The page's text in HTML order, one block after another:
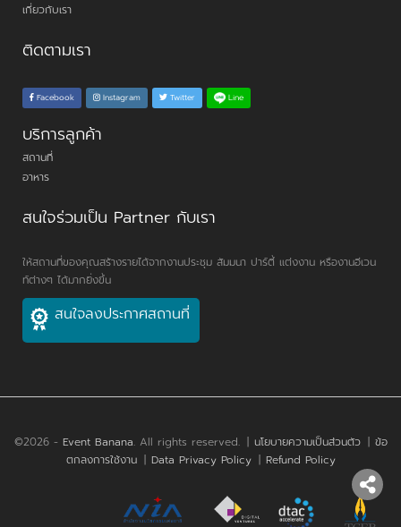
เกี่ยวกับเรา
ติดตามเรา
Facebook Instagram Twitter Line
บริการลูกค้า
สถานที่
อาหาร
สนใจร่วมเป็น Partner กับเรา
ให้สถานที่ของคุณสร้างรายได้จากงานประชุม สัมมนา ปาร์ตี้ แต่งงาน หรืองานอีเวน
ท์ต่างๆ ได้มากยิ่งขึ้น
สนใจลงประกาศสถานที่
©2026 - Event Banana. All rights reserved. | นโยบายความเป็นส่วนตัว | ข้อ
ตกลงการใช้งาน | Data Privacy Policy | Refund Policy